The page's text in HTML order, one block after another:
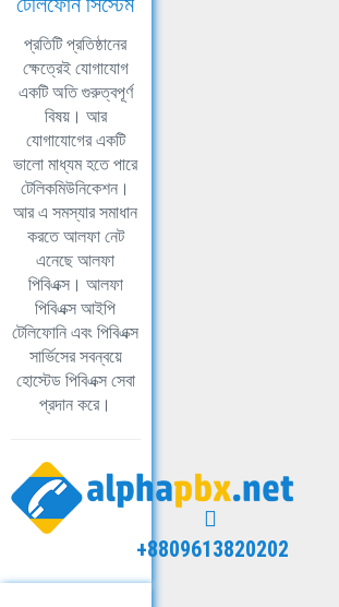
প্রতিটি প্রতিষ্ঠানের
ক্ষেত্রেই যোগাযোগ
একটি অতি গুরুত্বপূর্ণ
বিষয়। আর
যোগাযোগের একটি
ভালো মাধ্যম হতে পারে
টেলিকমিউনিকেশন।
আর এ সমস্যার সমাধান
করতে আলফা নেট
এনেছে আলফা
পিবিএক্স। আলফা
পিবিএক্স আইপি
টেলিফোনি এবং পিবিএক্স
সার্ভিসের সবন্বয়ে
হোস্টেড পিবিএক্স সেবা
প্রদান করে।
+8809613820202